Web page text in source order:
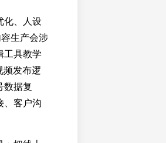
化、人设
生产会涉
工具教学
频发布逻
数据复
、客户沟